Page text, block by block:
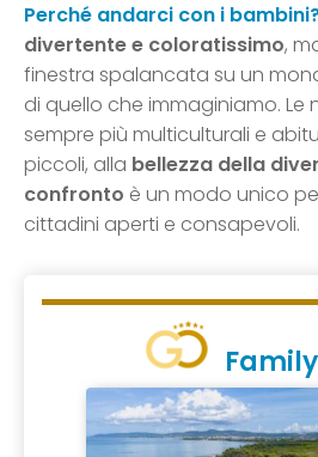
Perché andarci con i
divertente e coloratissimo,
finestra spalancata su un
di quello che immaginiamo. Le
sempre più multiculturali e
piccoli, alla bellezza della
confronto è un modo unico
cittadini aperti e consapevoli.